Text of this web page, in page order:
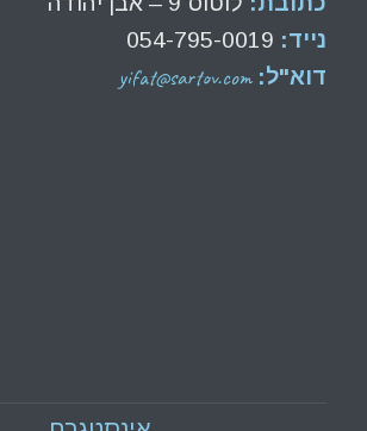
נייד: 054-795-0019
דוא"ל:yifat@sartov.com